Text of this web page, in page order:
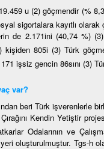
u (2) göçmendir (%
sigortalara kayıtlı
de 2.171ini (40,74 %)
805i (3) Türk
işsiz gencin 86sını (3)
var?
beri Türk işverenlerle
Kendin Yetiştir
Odalarının ve
oluşturulmuştur. Tgs-h